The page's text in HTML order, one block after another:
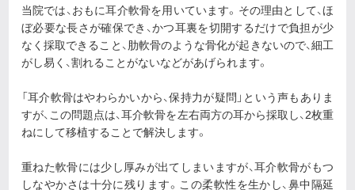
当院では、おもに耳介軟骨を用いています。その理由として、ほ
ぼ必要な長さが確保でき、かつ耳裏を切開するだけで負担が少
なく採取できること、肋軟骨のような骨化が起きないので、細工
がし易く、割れることがないなどがあげられます。
「耳介軟骨はやわらかいから、保持力が疑問」という声もありま
すが、この問題点は、耳介軟骨を左右両方の耳から採取し、2枚重
ねにして移植することで解決します。
重ねた軟骨には少し厚みが出てしまいますが、耳介軟骨がもつ
しなやかさは十分に残ります。この柔軟性を生かし、鼻中隔延